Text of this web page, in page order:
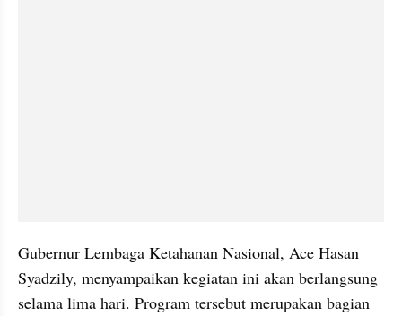
Gubernur Lembaga Ketahanan Nasional, Ace Hasan
Syadzily, menyampaikan kegiatan ini akan berlangsung
selama lima hari. Program tersebut merupakan bagian